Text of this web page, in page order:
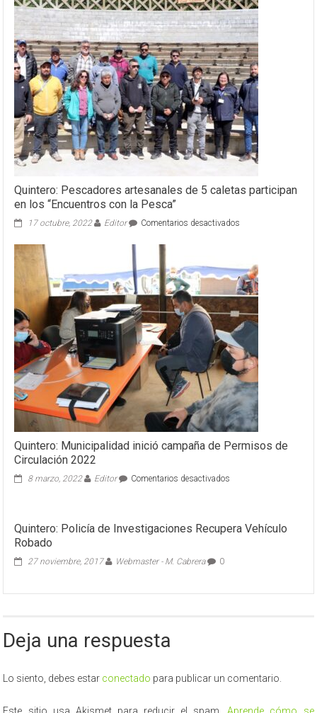
Quintero: Pescadores artesanales de 5 caletas participan
en los “Encuentros con la Pesca”
17 octubre, 2022 Editor Comentarios desactivados
de
5
caletas
participan
en
“Encuentros
con
la
Pesca”
Quintero: Municipalidad inició campaña de Permisos de
Circulación 2022
8 marzo, 2022 Editor Comentarios desactivados
campaña
2022
Quintero: Policía de Investigaciones Recupera Vehículo
Robado
27 noviembre, 2017 Webmaster - M. Cabrera 0
Deja una respuesta
Lo siento, debes estar conectado para publicar un comentario.
Este sitio usa Akismet para reducir el spam.Aprende cómo se